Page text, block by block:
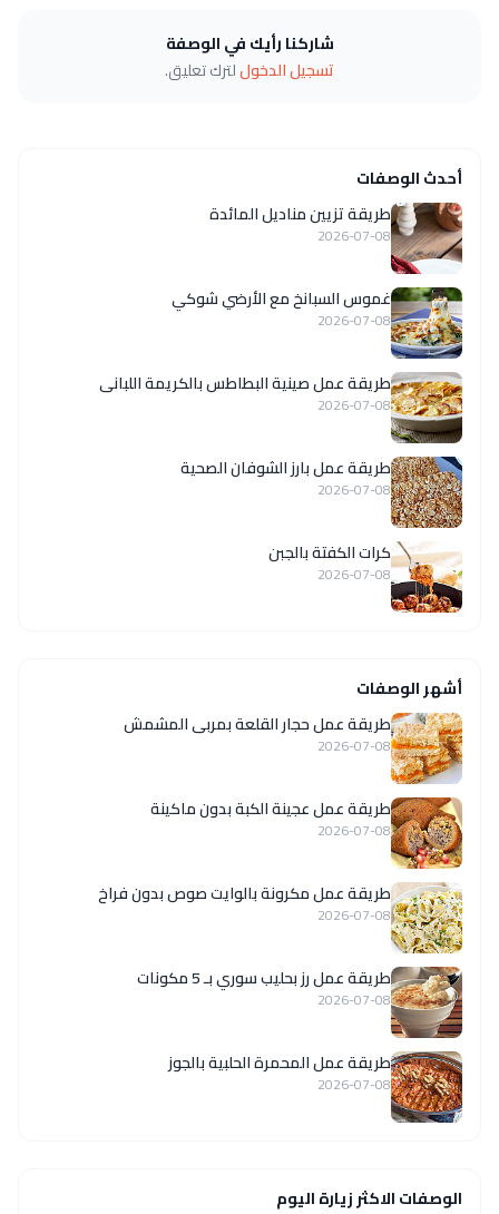
شاركنا رأيك في الوصفة
تسجيل الدخوللترك تعليق.
أحدث الوصفات
طريقة تزيين مناديل المائدة
2026-07-08
غموس السبانخ مع الأرضي شوكي
2026-07-08
طريقة عمل صينية البطاطس بالكريمة اللبانى
2026-07-08
طريقة عمل بارز الشوفان الصحية
2026-07-08
كرات الكفتة بالجبن
2026-07-08
أشهر الوصفات
طريقة عمل حجار القلعة بمربى المشمش
2026-07-08
طريقة عمل عجينة الكبة بدون ماكينة
2026-07-08
طريقة عمل مكرونة بالوايت صوص بدون فراخ
2026-07-08
طريقة عمل رز بحليب سوري بـ 5 مكونات
2026-07-08
طريقة عمل المحمرة الحلبية بالجوز
2026-07-08
الوصفات الاكثر زيارة اليوم